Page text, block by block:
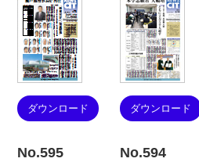
ダウンロード ダウンロード
No.595 No.594